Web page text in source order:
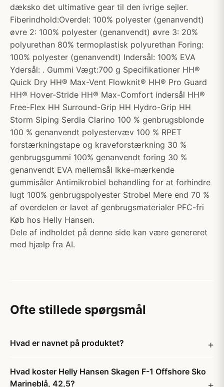
dæksko det ultimative gear til den ivrige sejler.
Fiberindhold:Overdel: 100% polyester (genanvendt)
øvre 2: 100% polyester (genanvendt) øvre 3: 20%
polyurethan 80% termoplastisk polyurethan Foring:
100% polyester (genanvendt) Indersål: 100% EVA
Ydersål: . Gummi Vægt:700 g Specifikationer HH®
Quick Dry HH® Max-Vent Flowknit® HH® Pro Guard
HH® Hover-Stride HH® Max-Comfort indersål HH®
Free-Flex HH Surround-Grip HH Hydro-Grip HH
Storm Siping Serdia Clarino 100 % genbrugsblonde
100 % genanvendt polyestervæv 100 % RPET
forstærkningstape og kraveforstærkning 30 %
genbrugsgummi 100% genanvendt foring 30 %
genanvendt EVA mellemsål Ikke-mærkende
gummisåler Antimikrobiel behandling for at forhindre
lugt 100% genbrugspolyester Strobel Mere end 70 %
af overdelen er lavet af genbrugsmaterialer PFC-fri
Køb hos Helly Hansen.
Dele af indholdet på denne side kan være genereret
med hjælp fra AI.
Ofte stillede spørgsmål
Hvad er navnet på produktet?
Hvad koster Helly Hansen Skagen F-1 Offshore Sko
Marineblå, 42,5?